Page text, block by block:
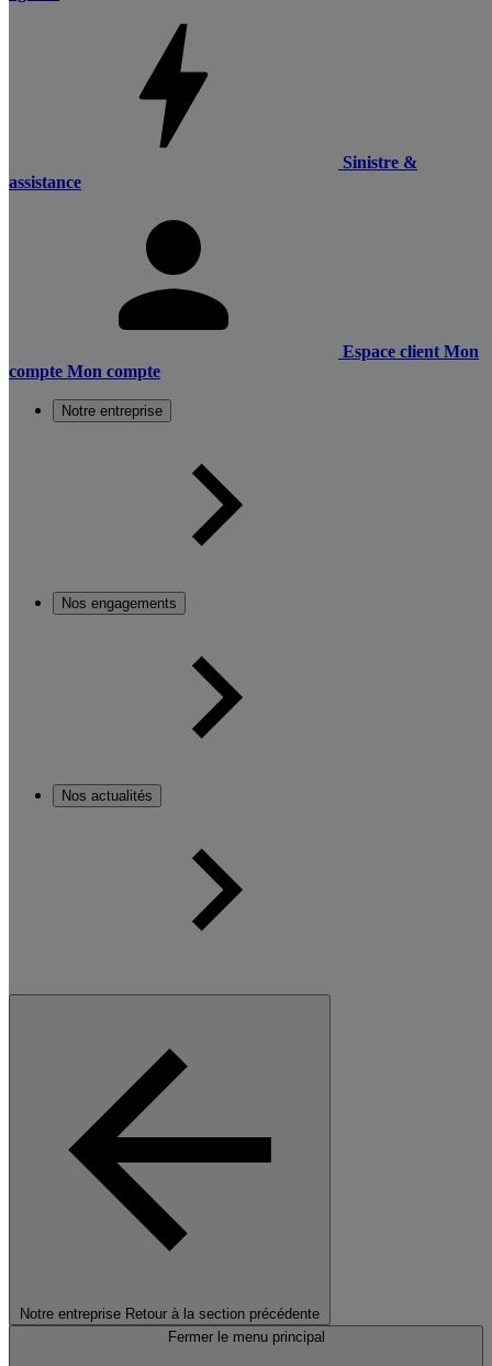
Sinistre &
assistance
Espace client Mon
compte Mon compte
Notre entreprise
Nos engagements
Nos actualités
Notre entreprise Retour à la section précédente
Fermer le menu principal